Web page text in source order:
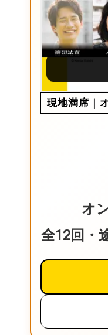
現地満席｜
オ
全12回・